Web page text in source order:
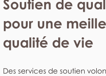
Soutien de
pour une
qualité de vie
Des services de soutien